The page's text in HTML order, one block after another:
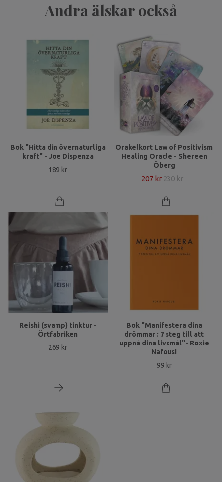
Andra älskar också
Bok "Hitta din övernaturliga
kraft" - Joe Dispenza
189 kr
Orakelkort Law of Positivism
Healing Oracle - Shereen
Öberg
207 kr230 kr
Reishi (svamp) tinktur -
Örtfabriken
269 kr
Bok "Manifestera dina
drömmar : 7 steg till att
uppnå dina livsmål"- Roxie
Nafousi
99 kr